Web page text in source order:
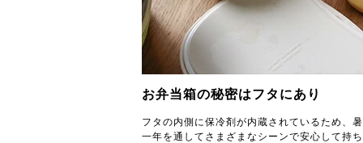
お弁当箱の秘密はフタにあり
フタの内側に保冷剤が内蔵されているため、
一年を通してさまざまなシーンで安心して持